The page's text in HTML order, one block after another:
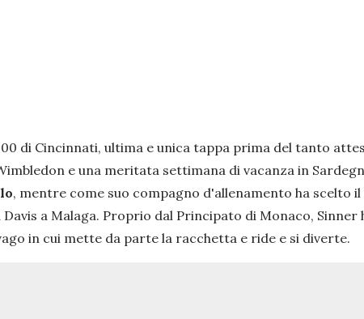
di Cincinnati, ultima e unica tappa prima del tanto
e una meritata settimana di vacanza in
, mentre come suo compagno d'allenamento ha scelto
a Malaga. Proprio dal Principato di Monaco,
in cui mette da parte la racchetta e ride e si diverte.